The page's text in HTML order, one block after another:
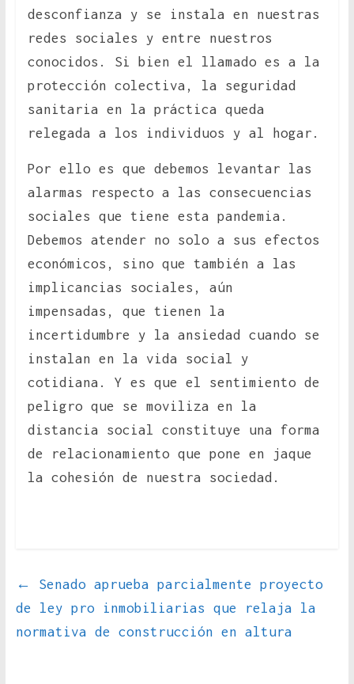
desconfianza y se instala en nuestras
redes sociales y entre nuestros
conocidos. Si bien el llamado es a la
protección colectiva, la seguridad
sanitaria en la práctica queda
relegada a los individuos y al hogar.
Por ello es que debemos levantar las
alarmas respecto a las consecuencias
sociales que tiene esta pandemia.
Debemos atender no solo a sus efectos
económicos, sino que también a las
implicancias sociales, aún
impensadas, que tienen la
incertidumbre y la ansiedad cuando se
instalan en la vida social y
cotidiana. Y es que el sentimiento de
peligro que se moviliza en la
distancia social constituye una forma
de relacionamiento que pone en jaque
la cohesión de nuestra sociedad.
←
Senado aprueba parcialmente proyecto
de ley pro inmobiliarias que relaja la
normativa de construcción en altura